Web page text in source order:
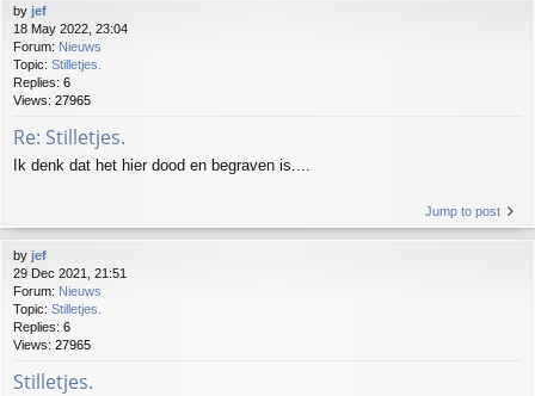
by jef
18 May 2022, 23:04
Forum: Nieuws
Topic: Stilletjes.
Replies: 6
Views: 27965
Re: Stilletjes.
Ik denk dat het hier dood en begraven is....
Jump to post
by jef
29 Dec 2021, 21:51
Forum: Nieuws
Topic: Stilletjes.
Replies: 6
Views: 27965
Stilletjes.